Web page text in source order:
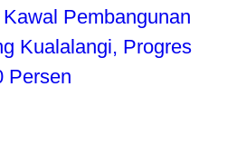
Pembangunan
Kualalangi, Progres
Persen